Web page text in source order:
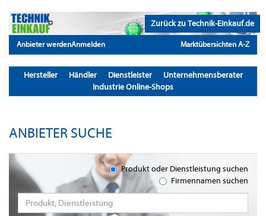
Zurück zu Technik-Einkauf.de
Anbieter werdenAnmelden Marktübersichten A-Z
Hersteller Händler Dienstleister
Unternehmensberater
Industrie Online-Shops
ANBIETER SUCHE
Produkt oder Dienstleistung suchen
Firmennamen suchen